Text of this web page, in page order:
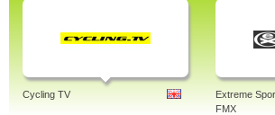
Cycling TV
Extreme
FMX